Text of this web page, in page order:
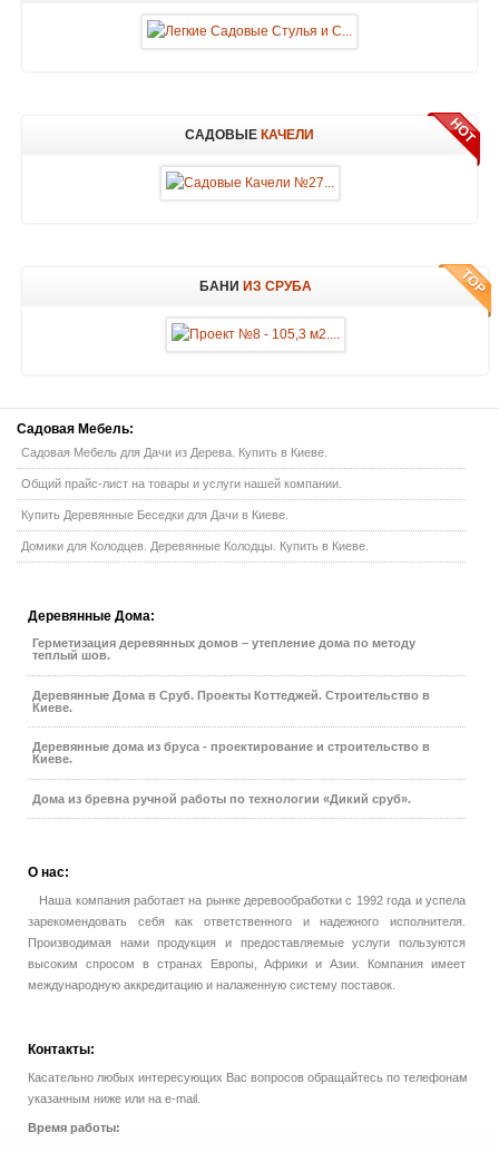
САДОВЫЕ КАЧЕЛИ
БАНИ ИЗ СРУБА
Садовая Мебель:
Садовая Мебель для Дачи из Дерева. Купить в Киеве.
Общий прайс-лист на товары и услуги нашей компании.
Купить Деревянные Беседки для Дачи в Киеве.
Домики для Колодцев. Деревянные Колодцы. Купить в Киеве.
Деревянные Дома:
Герметизация деревянных домов – утепление дома по методу
теплый шов.
Деревянные Дома в Сруб. Проекты Коттеджей. Строительство в
Киеве.
Деревянные дома из бруса - проектирование и строительство в
Киеве.
Дома из бревна ручной работы по технологии «Дикий сруб».
О нас:
Наша компания работает на рынке деревообработки с 1992 года и успела
зарекомендовать себя как ответственного и надежного исполнителя.
Производимая нами продукция и предоставляемые услуги пользуются
высоким спросом в странах Европы, Африки и Азии. Компания имеет
международную аккредитацию и налаженную систему поставок.
Контакты:
Касательно любых интересующих Вас вопросов обращайтесь по телефонам
указанным ниже или на e-mail.
Время работы: